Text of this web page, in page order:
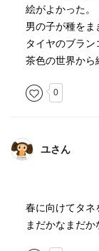
こちらはすべ
すが、どの作
のが面白いなぁ
人々が春を心
思いました。
絵がよかった。
男の子が種をま
タイヤのブラン
茶色の世界から
0
ユさん
春に向けてタネ
まだかなまだ